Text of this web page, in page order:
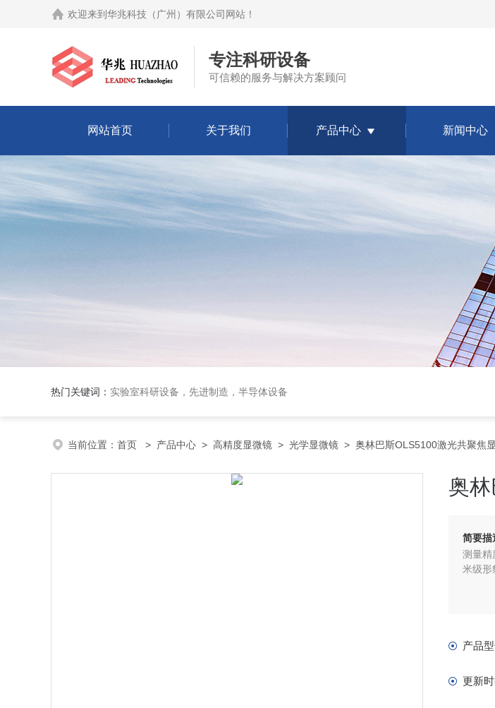
欢迎来到 华兆科技（广州）有限公司网站 ！
专注科研设备
可信赖的服务与解决方案顾问
网站首页 关于我们 产品中心 新闻中心
热门关键词： 实验室科研设备，先进制造，半导体设备
当前位置： 首页 > 产品中心 > 高精度显微镜 > 光学显微镜 > 奥林巴斯OLS5100激光共聚焦
奥
简要描
测量精
米级形
产品型
更新时